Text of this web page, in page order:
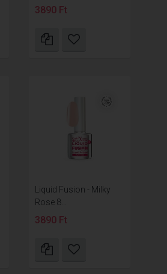
3890 Ft
Liquid Fusion - Milky
Rose 8...
3890 Ft